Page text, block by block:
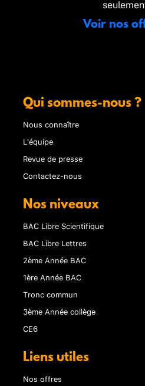
Voir nos
Qui sommes-nous ?
Nous connaître
L'équipe
Revue de presse
Contactez-nous
Nos niveaux
BAC Libre Scientifique
BAC Libre Lettres
2ème Année BAC
1ère Année BAC
Tronc commun
3ème Année collège
CE6
Liens utiles
Nos offres